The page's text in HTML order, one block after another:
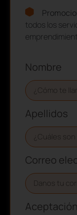
todos los
Nombre
Apellidos
Correo